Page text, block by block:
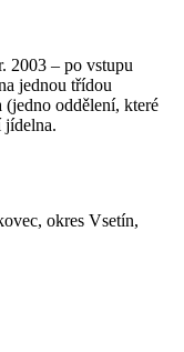
2003 – po vstupu
jednou třídou
oddělení, které
a školní jídelna.
okres Vsetín,